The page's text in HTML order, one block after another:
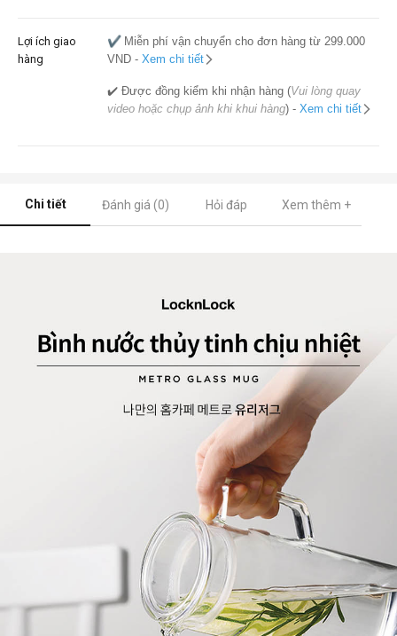
Lợi ích giao
hàng
✔️ Miễn phí vận chuyển cho đơn hàng từ 299.000
VND - Xem chi tiết
✔️ Được đồng kiểm khi nhận hàng (Vui lòng quay
video hoặc chụp ảnh khi khui hàng) - Xem chi tiết
Chi tiết Đánh giá (0) Hỏi đáp Xem thêm +